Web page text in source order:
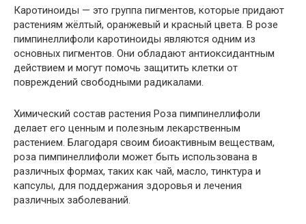
Каротиноиды — это группа пигментов, которые придают
растениям жёлтый, оранжевый и красный цвета. В розе
пимпинеллифоли каротиноиды являются одним из
основных пигментов. Они обладают антиоксидантным
действием и могут помочь защитить клетки от
повреждений свободными радикалами.
Химический состав растения Роза пимпинеллифоли
делает его ценным и полезным лекарственным
растением. Благодаря своим биоактивным веществам,
роза пимпинеллифоли может быть использована в
различных формах, таких как чай, масло, тинктура и
капсулы, для поддержания здоровья и лечения
различных заболеваний.